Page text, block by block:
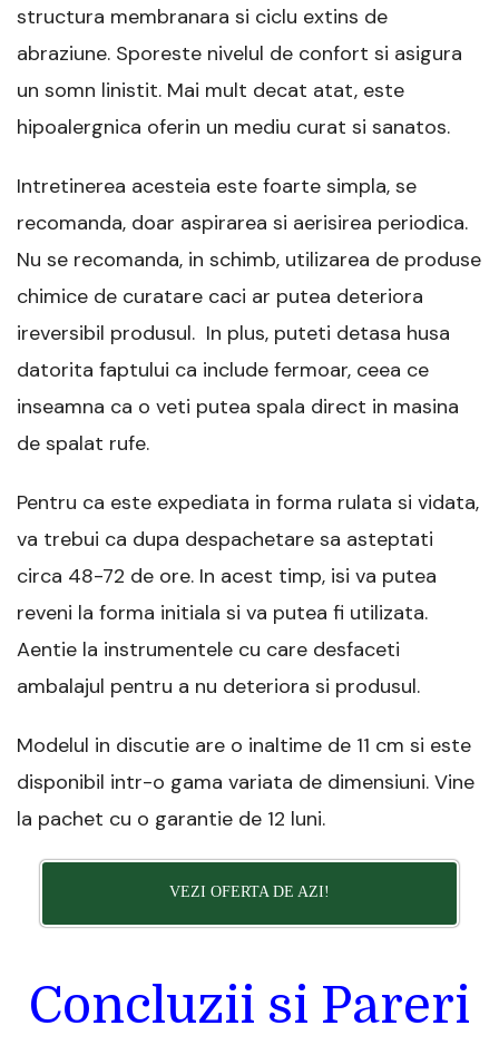
structura membranara si ciclu extins de
abraziune. Sporeste nivelul de confort si asigura
un somn linistit. Mai mult decat atat, este
hipoalergnica oferin un mediu curat si sanatos.
Intretinerea acesteia este foarte simpla, se
recomanda, doar aspirarea si aerisirea periodica.
Nu se recomanda, in schimb, utilizarea de produse
chimice de curatare caci ar putea deteriora
ireversibil produsul. In plus, puteti detasa husa
datorita faptului ca include fermoar, ceea ce
inseamna ca o veti putea spala direct in masina
de spalat rufe.
Pentru ca este expediata in forma rulata si vidata,
va trebui ca dupa despachetare sa asteptati
circa 48-72 de ore. In acest timp, isi va putea
reveni la forma initiala si va putea fi utilizata.
Aentie la instrumentele cu care desfaceti
ambalajul pentru a nu deteriora si produsul.
Modelul in discutie are o inaltime de 11 cm si este
disponibil intr-o gama variata de dimensiuni. Vine
la pachet cu o garantie de 12 luni.
VEZI OFERTA DE AZI!
Concluzii si Pareri